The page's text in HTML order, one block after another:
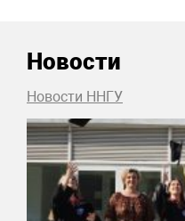
Новости
Новости ННГУ